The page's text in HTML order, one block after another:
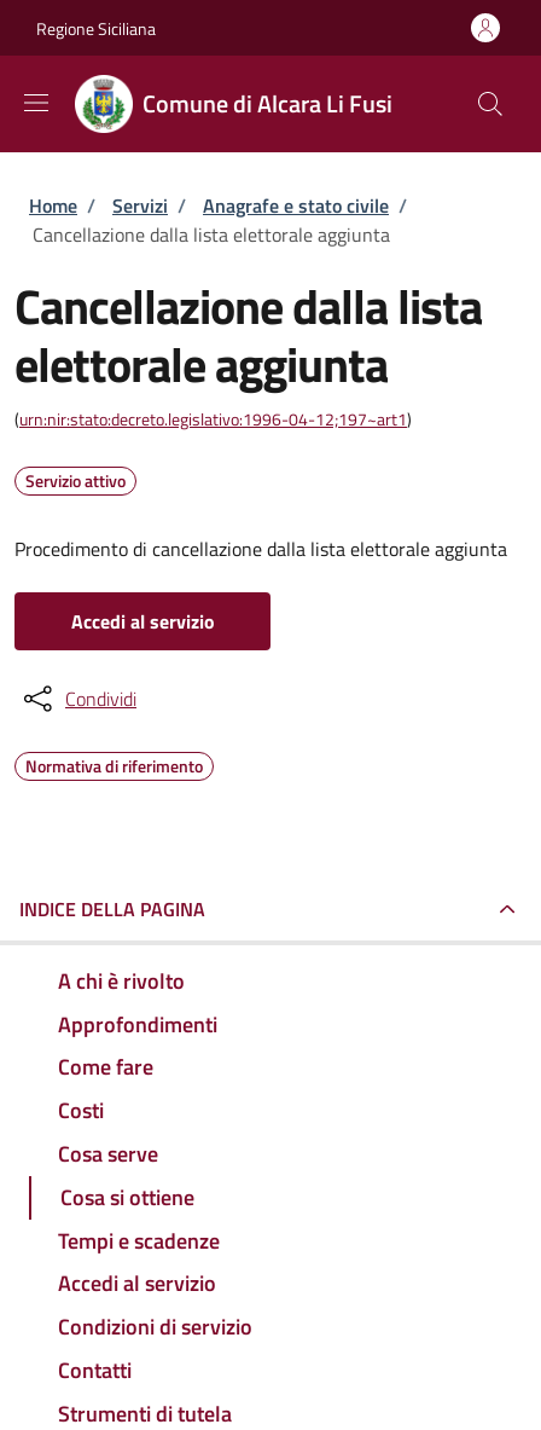
Regione Siciliana
Comune di Alcara Li Fusi
Briciole di pane
Home / Servizi / Anagrafe e stato civile /
Cancellazione dalla lista elettorale aggiunta
Cancellazione dalla lista
elettorale aggiunta
(urn:nir:stato:decreto.legislativo:1996-04-12;197~art1)
Servizio attivo
Procedimento di cancellazione dalla lista elettorale aggiunta
Accedi al servizio
Condividi
Normativa di riferimento
INDICE DELLA PAGINA
A chi è rivolto
Approfondimenti
Come fare
Costi
Cosa serve
Cosa si ottiene
Tempi e scadenze
Accedi al servizio
Condizioni di servizio
Contatti
Strumenti di tutela